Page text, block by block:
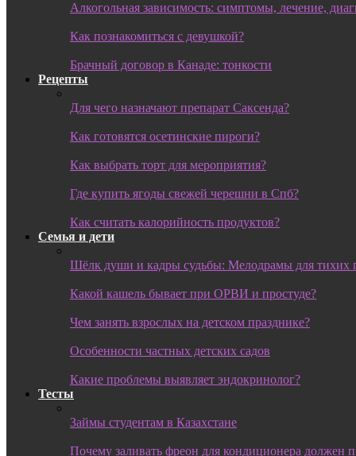
Алкогольная зависимость: симптомы, лечение,
Как познакомиться с девушкой?
Брачный договор в Канаде: тонкости
Рецепты
Для чего назначают препарат Саксенда?
Как готовятся осетинские пироги?
Как выбрать торт для мероприятия?
Где купить ягоды свежей черешни в Спб?
Как считать калорийность продуктов?
Семья и дети
Шёлк души и кадры судьбы: Мелодрамы для тихих
Какой кашель бывает при ОРВИ и простуде?
Чем занять взрослых на детском празднике?
Особенности частных детских садов
Какие проблемы выявляет эндокринолог?
Тесты
Займы студентам в Казахстане
Почему заливать фреон для кондиционера должен